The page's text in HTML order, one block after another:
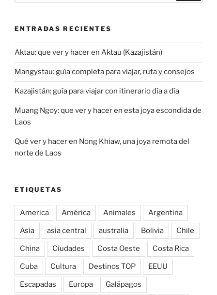
ENTRADAS RECIENTES
Aktau: que ver y hacer en Aktau (Kazajistán)
Mangystau: guía completa para viajar, ruta y consejos
Kazajistán: guía para viajar con itinerario día a día
Muang Ngoy: que ver y hacer en esta joya escondida de
Laos
Qué ver y hacer en Nong Khiaw, una joya remota del
norte de Laos
ETIQUETAS
America América Animales Argentina
Asia asia central australia Bolivia Chile
China Ciudades Costa Oeste Costa Rica
Cuba Cultura Destinos TOP EEUU
Escapadas Europa Galápagos